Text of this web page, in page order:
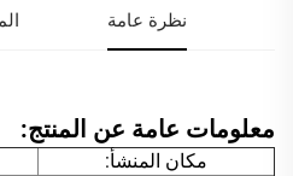
نظرة عامة
معلومات عامة عن المنتج:
مكان المنشأ: